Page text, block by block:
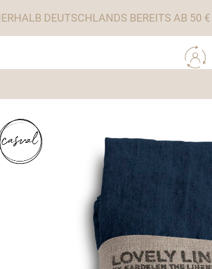
DEUTSCHLANDS BEREITS AB 50 €